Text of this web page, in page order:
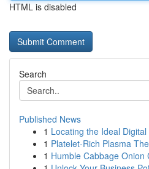
HTML is disabled
Search
Published News
1 Locating the Ideal
1 Platelet-Rich Plasma
1 Humble Cabbage Onion